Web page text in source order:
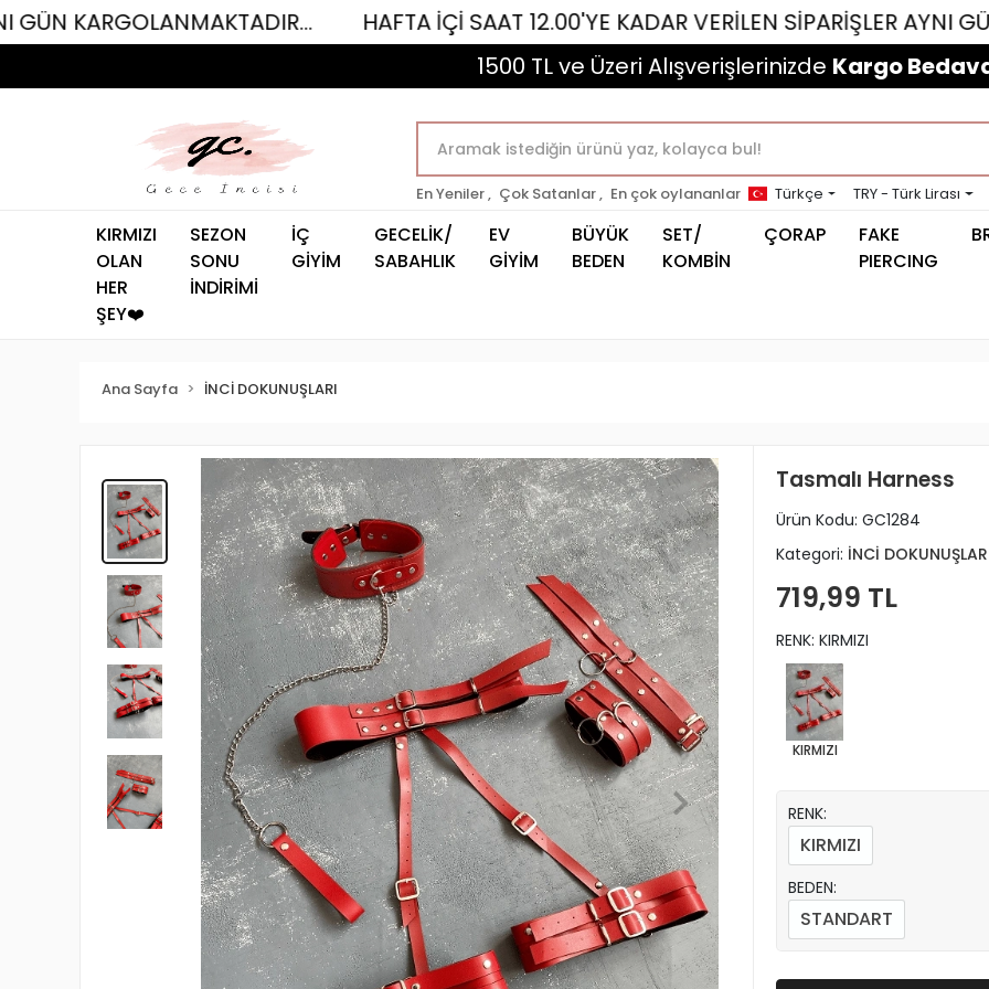
HAFTA İÇİ SAAT 12.00'YE KADAR VERİLEN SİPARİŞLER AYNI GÜN
1500 TL ve Üzeri Alışverişlerinizde Kargo
En Yeniler , Çok Satanlar , En çok oylananlar Türkçe TRY - Türk Lirası
KIRMIZI
OLAN
HER
ŞEY❤️
SEZON
SONU
İNDİRİMİ
İÇ
GİYİM
GECELİK/
SABAHLIK
EV
GİYİM
BÜYÜK
BEDEN
SET/
KOMBİN
ÇORAP
FAKE
PIERCING
Ana Sayfa İNCİ DOKUNUŞLARI
Tasmalı Harness
Ürün Kodu: GC1284
Kategori: İNCİ
719,99 TL
RENK: KIRMIZI
KIRMIZI
RENK:
KIRMIZI
BEDEN:
STANDART